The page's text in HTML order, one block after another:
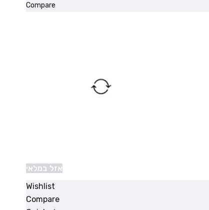
Compare
אזל במלאי
Wishlist
Compare